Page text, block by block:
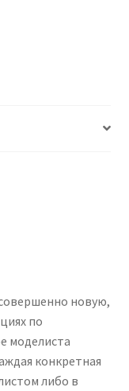
новую,
по
моделиста
конкретная
либо в